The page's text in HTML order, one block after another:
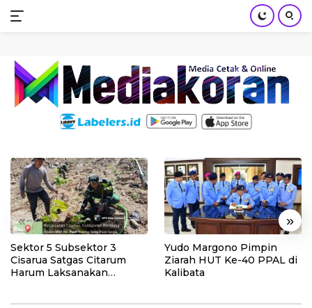
Skip
content
« »
Sektor 5 Subsektor 3
Cisarua Satgas Citarum
Harum Laksanakan
Yudo Margono Pimpin
Ziarah HUT Ke-40 PPAL di
Kalibata